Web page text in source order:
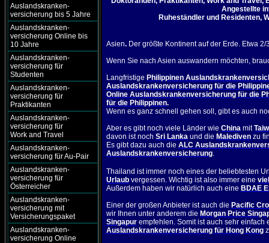
Auslandskranken-
versicherung bis 5 Jahre
Auslandskranken-
versicherung Online bis
10 Jahre
Auslandskranken-
versicherung für
Studenten
Auslandskranken-
versicherung für
Praktikanten
Auslandskranken-
versicherung für
Work and Travel
Auslandskranken-
versicherung für Au-Pair
Auslandskranken-
versicherung für
Österreicher
Auslandskranken-
versicherung mit
Versicherungspaket
Auslandskranken-
versicherung Online
Angestellte
Ruheständler und Residenten,
Asien. Der größte Kontinent auf der Erde. Etwa
Wenn Sie nach Asien auswandern möchten,
Langfristige Philippinen
Auslandskrankenversicherung für die
Online Auslandskrankenversicherung für die
für die Philippinen.
Wenn es ganz schnell gehen soll, gibt es auch
Aber es gibt noch viele Länder wieChina mit
davon ist noch Sri Lanka und die Malediven zu
Es gibt dazu auch die ALC
Auslandskrankenversicherung.
Thailand ist immer noch eines der beliebtesten
Urlaub vergessen.Wichtig ist also immer eine
Außerdem haben wir natürlich auch eine BDAE
Einer der großen Anbieter ist auch die Pacific
wir Ihnen unter anderem die Morgan Price
Singapur empfehlen. Somit ist auch sehr einfach
Auslandskrankenversicherung für Hong Kong